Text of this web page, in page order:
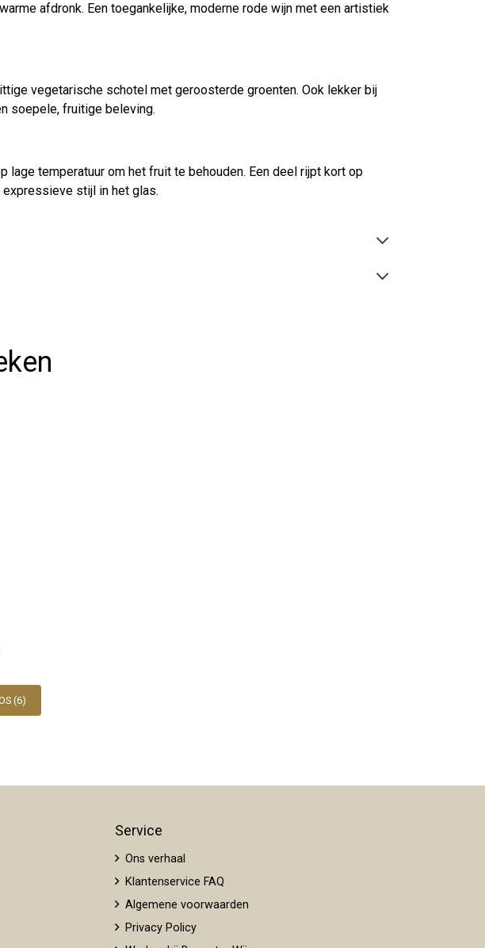
afdronk. Een toegankelijke, moderne rode wijn met een artistiek
vegetarische schotel met geroosterde groenten. Ook lekker bij
soepele, fruitige beleving.
temperatuur om het fruit te behouden. Een deel rijpt kort op
stijl in het glas.
(6)
Service
Ons verhaal
Klantenservice FAQ
Algemene voorwaarden
Privacy Policy